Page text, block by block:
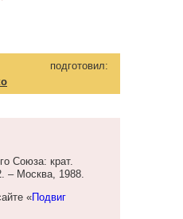
подготовил:
Союза: крат.
– Москва, 1988.
«Подвиг